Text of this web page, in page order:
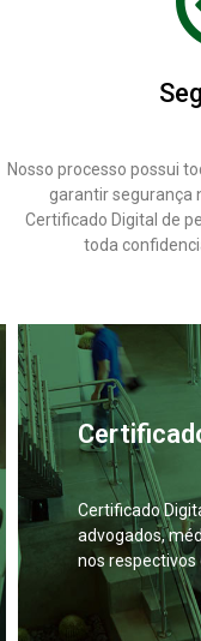
Nosso processo possui
garantir segurança
Certificado Digital de
toda
Certificado
advogados,
nos respectivos